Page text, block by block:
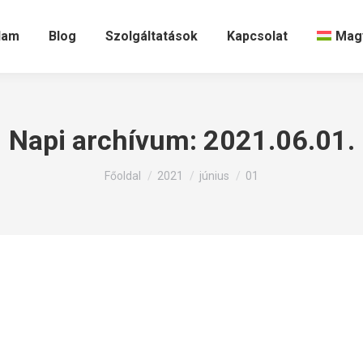
Blog Szolgáltatások Kapcsolat
Napi archívum: 2021.06.01.
Itt állsz:
Főoldal 2021 június 01